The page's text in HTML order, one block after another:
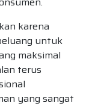
karena
untuk
maksimal
terus
yang sangat